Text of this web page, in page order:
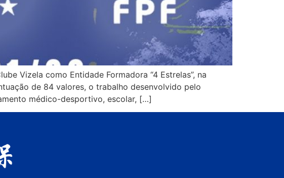
Vizela como Entidade Formadora “4 Estrelas”, na
de 84 valores, o trabalho desenvolvido pelo
médico-desportivo, escolar, […]